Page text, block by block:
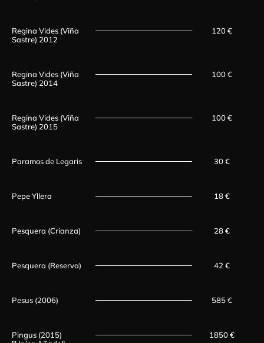
Regina Vides (Viña
Sastre) 2012
120 €
Regina Vides (Viña
Sastre) 2014
100 €
Regina Vides (Viña
Sastre) 2015
100 €
Paramos de Legaris 30 €
Pepe Yllera 18 €
Pesquera (Crianza) 28 €
Pesquera (Reserva) 42 €
Pesus (2006) 585 €
Pingus (2015)
1850 €